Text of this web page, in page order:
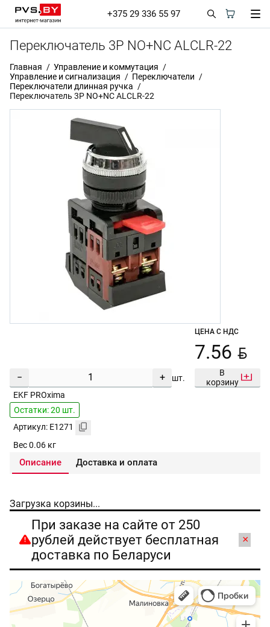
+375 29 336 55 97
Переключатель 3P NO+NC АLСLR-22
Главная
Управление и коммутация
Управление и сигнализация
Переключатели
Переключатели длинная ручка
Переключатель 3P NO+NC АLСLR-22
− + шт.
ЦЕНА С НДС
7.56 BYN
В
корзину
EKF PROxima
Остатки: 20 шт.
Артикул: E1271
Вес 0.06 кг
Описание Доставка и оплата
Загрузка корзины...
При заказе на сайте от 250
рублей действует бесплатная
доставка по Беларуси
×